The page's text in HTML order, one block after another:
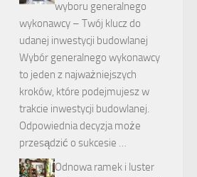
wyboru generalnego
wykonawcy – Twój klucz do
udanej inwestycji budowlanej
Wybór generalnego wykonawcy
to jeden z najważniejszych
kroków, które podejmujesz w
trakcie inwestycji budowlanej.
Odpowiednia decyzja może
przesądzić o sukcesie …
Odnowa ramek i luster